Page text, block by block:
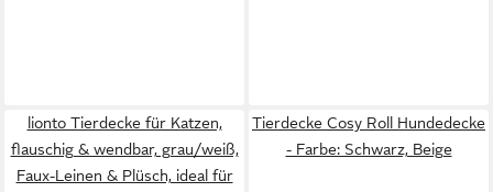
lionto Tierdecke für Katzen,
flauschig & wendbar, grau/weiß,
Faux-Leinen & Plüsch, ideal für
Tierdecke Cosy Roll Hundedecke
- Farbe: Schwarz, Beige